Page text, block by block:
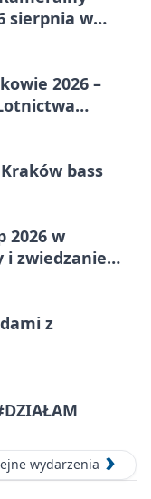
sierpnia w
2026 –
Kraków bass
2026 w
i zwiedzanie
z
wydarzenia